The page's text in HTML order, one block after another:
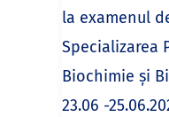
la examenul
Specializarea
Biochimie și
23.06 -